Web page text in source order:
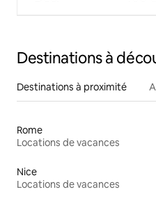
Destinations à
Destinations à proximité
Rome
Locations de vacances
Nice
Locations de vacances